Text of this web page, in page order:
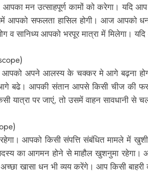
मन उत्साहपूर्ण कामों को करेगा। यदि
आपको सफलता हासिल होगी। आज आपको
व सानिध्य आपको भरपूर मात्रा में
अपने आलस्य के चक्कर मे आगे बढ़ना
बढे। आपकी संतान आपसे किसी चीज की
यात्रा पर जाएं, तो उसमें वाहन सावधानी से
आपको किसी संपत्ति संबंधित मामले में
का आगमन होने से माहौल खुशनुमा
खासा धन भी व्यय करेंगे। आप किसी बाहरी